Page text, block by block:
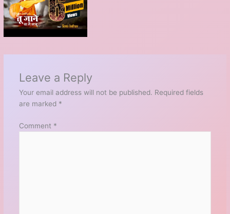
Leave a Reply
Your email address will not be published. Required fields
are marked *
Comment *